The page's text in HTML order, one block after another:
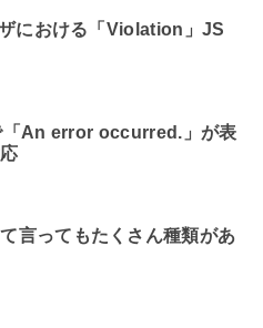
における「Violation」JS
「An error occurred.」が表
て言ってもたくさん種類があ